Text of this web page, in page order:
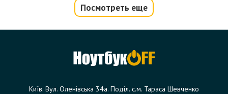
Посмотреть еще
Київ. Вул. Оленівська 34а. Поділ. с.м. Тараса Шевченко